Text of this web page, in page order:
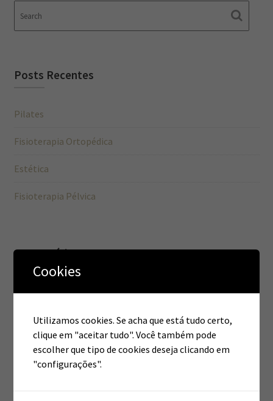
Posts Recentes
Pilates
Fisioterapia Ortopédica
Estética
Fisioterapia Pélvica
Comentários
março 2020
Cookies
Utilizamos cookies. Se acha que está tudo certo,
clique em "aceitar tudo". Você também pode
escolher que tipo de cookies deseja clicando em
"configurações".